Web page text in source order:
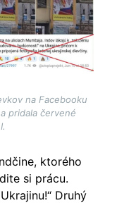
na Facebooku
pridala červené
ktorého
si prácu.
Druhý